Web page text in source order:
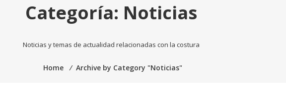
Categoría: Noticias
Noticias y temas de actualidad relacionadas con la costura
Home ⁄ Archive by Category "Noticias"